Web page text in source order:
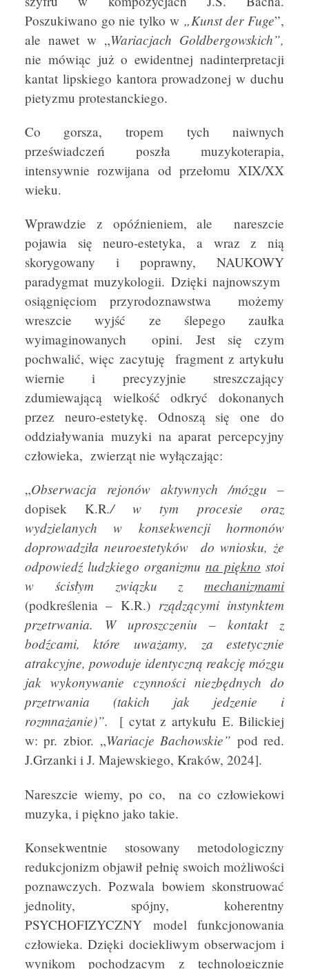
Poszukiwano go nie tylko w „Kunst der Fuge”,
ale nawet w „Wariacjach Goldbergowskich”,
nie mówiąc już o ewidentnej nadinterpretacji
kantat lipskiego kantora prowadzonej w duchu
pietyzmu protestanckiego.
Co gorsza, tropem tych naiwnych
przeświadczeń poszła muzykoterapia,
intensywnie rozwijana od przełomu XIX/XX
wieku.
Wprawdzie z opóźnieniem, ale nareszcie
pojawia się neuro-estetyka, a wraz z nią
skorygowany i poprawny, NAUKOWY
paradygmat muzykologii. Dzięki najnowszym
osiągnięciom przyrodoznawstwa możemy
wreszcie wyjść ze ślepego zaułka
wyimaginowanych opini. Jest się czym
pochwalić, więc zacytuję fragment z artykułu
wiernie i precyzyjnie streszczający
zdumiewającą wielkość odkryć dokonanych
przez neuro-estetykę. Odnoszą się one do
oddziaływania muzyki na aparat percepcyjny
człowieka, zwierząt nie wyłączając:
„Obserwacja rejonów aktywnych /mózgu –
dopisek K.R./ w tym procesie oraz
wydzielanych w konsekwencji hormonów
doprowadziła neuroestetyków do wniosku, że
odpowiedź ludzkiego organizmuna piękno stoi
w ścisłym związku zmechanizmami
(podkreślenia – K.R.) rządzącymi instynktem
przetrwania.
W uproszczeniu – kontakt z
bodźcami, które uważamy, za estetycznie
atrakcyjne, powoduje identyczną reakcję mózgu
jak wykonywanie czynności niezbędnych do
przetrwania (takich jak jedzenie i
rozmnażanie)”.
[ cytat z artykułu E. Bilickiej
w: pr. zbior. „Wariacje Bachowskie” pod red.
J.Grzanki i J. Majewskiego, Kraków, 2024].
Nareszcie wiemy, po co, na co człowiekowi
muzyka, i piękno jako takie.
Konsekwentnie stosowany metodologiczny
redukcjonizm objawił pełnię swoich możliwości
poznawczych. Pozwala bowiem skonstruować
jednolity, spójny, koherentny
PSYCHOFIZYCZNY model funkcjonowania
człowieka. Dzięki dociekliwym obserwacjom i
wynikom pochodzącym z technologicznie